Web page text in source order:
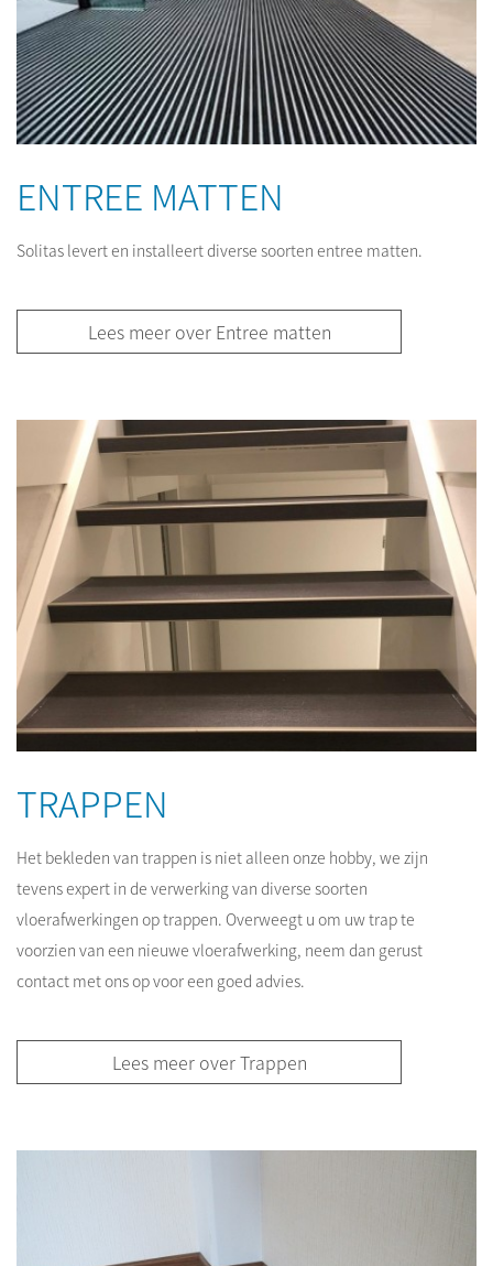
ENTREE MATTEN
Solitas levert en installeert diverse soorten entree matten.
Lees meer over Entree matten
TRAPPEN
Het bekleden van trappen is niet alleen onze hobby, we zijn
tevens expert in de verwerking van diverse soorten
vloerafwerkingen op trappen. Overweegt u om uw trap te
voorzien van een nieuwe vloerafwerking, neem dan gerust
contact met ons op voor een goed advies.
Lees meer over Trappen